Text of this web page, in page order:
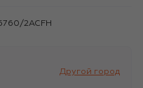
2ACFH
Другой город